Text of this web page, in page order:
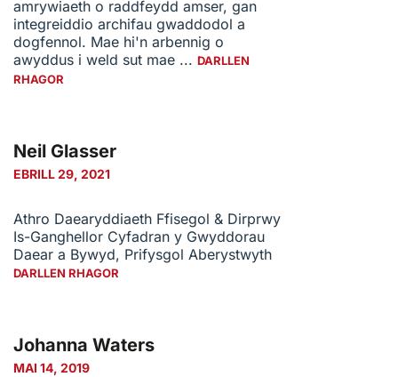
amrywiaeth o raddfeydd amser, gan
integreiddio archifau gwaddodol a
dogfennol. Mae hi'n arbennig o
awyddus i weld sut mae ... DARLLEN
RHAGOR
Neil Glasser
EBRILL 29, 2021
Athro Daearyddiaeth Ffisegol & Dirprwy
Is-Ganghellor Cyfadran y Gwyddorau
Daear a Bywyd, Prifysgol Aberystwyth
DARLLEN RHAGOR
Johanna Waters
MAI 14, 2019